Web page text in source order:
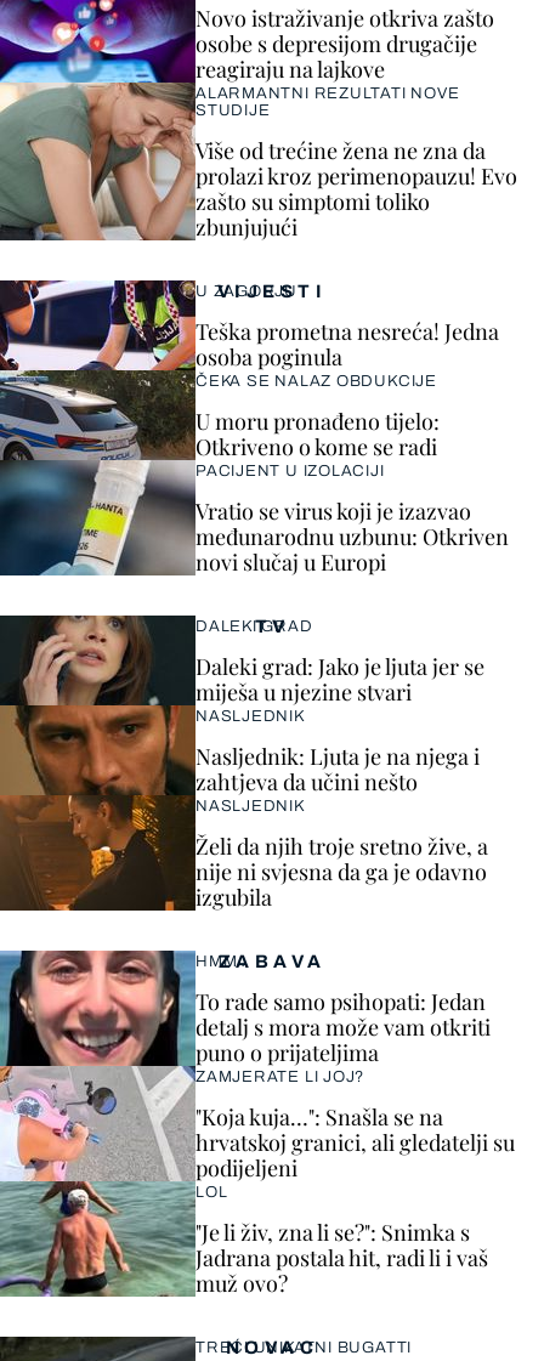
VIJESTI
U ZAGORJU
Teška prometna nesreća! Jedna
osoba poginula
ČEKA SE NALAZ OBDUKCIJE
U moru pronađeno tijelo:
Otkriveno o kome se radi
PACIJENT U IZOLACIJI
Vratio se virus koji je izazvao
međunarodnu uzbunu: Otkriven
novi slučaj u Europi
Novo istraživanje otkriva zašto
osobe s depresijom drugačije
reagiraju na lajkove
ALARMANTNI REZULTATI NOVE
STUDIJE
Više od trećine žena ne zna da
prolazi kroz perimenopauzu! Evo
zašto su simptomi toliko
zbunjujući
ZABAVA
HMM…
To rade samo psihopati: Jedan
detalj s mora može vam otkriti
puno o prijateljima
ZAMJERATE LI JOJ?
"Koja kuja…": Snašla se na
hrvatskoj granici, ali gledatelji su
podijeljeni
LOL
"Je li živ, zna li se?": Snimka s
Jadrana postala hit, radi li i vaš
muž ovo?
TV
DALEKI GRAD
Daleki grad: Jako je ljuta jer se
miješa u njezine stvari
NASLJEDNIK
Nasljednik: Ljuta je na njega i
zahtjeva da učini nešto
NASLJEDNIK
Želi da njih troje sretno žive, a
nije ni svjesna da ga je odavno
izgubila
NOVAC
TREĆI UNIKATNI BUGATTI